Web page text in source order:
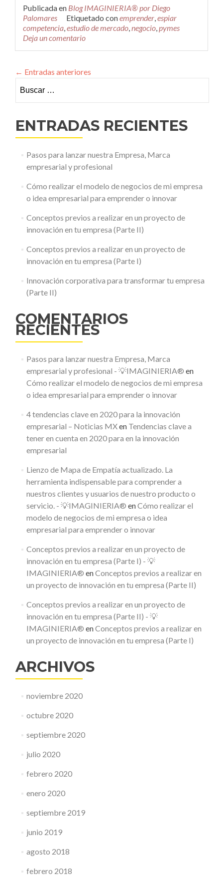
herramientas
para
espiar
tu
Publicada en Blog IMAGINIERIA® por Diego
Palomares
Etiquetado conemprender,espiar
competencia,estudio de mercado,negocio,pymes
Deja un comentario
← Entradas anteriores
ENTRADAS RECIENTES
Pasos para lanzar nuestra Empresa, Marca
empresarial y profesional
Cómo realizar el modelo de negocios de mi empresa
o idea empresarial para emprender o innovar
Conceptos previos a realizar en un proyecto de
innovación en tu empresa (Parte II)
Conceptos previos a realizar en un proyecto de
innovación en tu empresa (Parte I)
Innovación corporativa para transformar tu empresa
(Parte II)
COMENTARIOS
RECIENTES
Pasos para lanzar nuestra Empresa, Marca
empresarial y profesional - 💡IMAGINIERIA® en
Cómo realizar el modelo de negocios de mi empresa
o idea empresarial para emprender o innovar
4 tendencias clave en 2020 para la innovación
empresarial – Noticias MXen Tendencias clave a
tener en cuenta en 2020 para en la innovación
empresarial
Lienzo de Mapa de Empatía actualizado. La
herramienta indispensable para comprender a
nuestros clientes y usuarios de nuestro producto o
servicio. - 💡IMAGINIERIA® enCómo realizar el
modelo de negocios de mi empresa o idea
empresarial para emprender o innovar
Conceptos previos a realizar en un proyecto de
innovación en tu empresa (Parte I) - 💡
IMAGINIERIA® enConceptos previos a realizar en
un proyecto de innovación en tu empresa (Parte II)
Conceptos previos a realizar en un proyecto de
innovación en tu empresa (Parte II) - 💡
IMAGINIERIA® enConceptos previos a realizar en
un proyecto de innovación en tu empresa (Parte I)
ARCHIVOS
noviembre 2020
octubre 2020
septiembre 2020
julio 2020
febrero 2020
enero 2020
septiembre 2019
junio 2019
agosto 2018
febrero 2018